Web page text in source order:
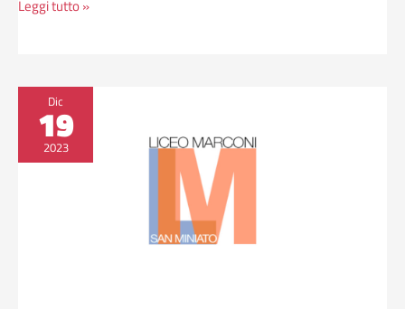
Leggi tutto »
Dic
19
2023
Incontro
online
prodigi